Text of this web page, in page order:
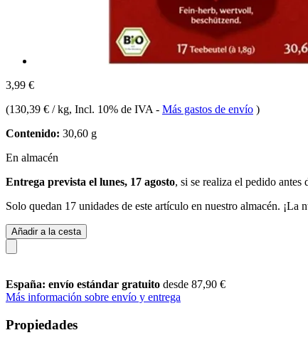
3,99 €
(130,39 € / kg, Incl. 10% de IVA - Más gastos de envío )
Contenido: 30,60 g
En almacén
Entrega prevista el lunes, 17 agosto, si se realiza el pedido antes
Solo quedan 17 unidades de este artículo en nuestro almacén. ¡La
Añadir a la cesta
España: envío estándar gratuito desde 87,90 €
Más información sobre envío y entrega
Propiedades